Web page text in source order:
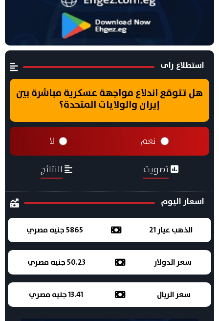
استطلاع راى
هل تتوقع اندلاع مواجهة عسكرية مباشرة بين
إيران والولايات المتحدة؟
نعم لا
تصويت النتائج
اسعار اليوم
الذهب عيار 21 5865 جنيه مصري
سعر الدولار 50.23 جنيه مصري
سعر الريال 13.41 جنيه مصري